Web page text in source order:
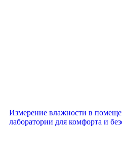
Измерение влажности в
лаборатории для комфорта и